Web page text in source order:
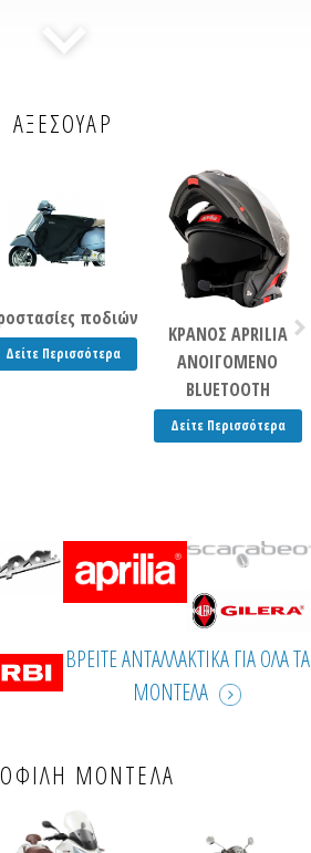
ΑΞΕΣΟΥΑΡ
ποδιών
Δείτε Περισσότερα
ΚΡΑΝΟΣ APRILIA
ΑΝΟΙΓΟΜΕΝΟ
BLUETOOTH
Δείτε Περισσότερα
ΒΡΕΙΤΕ ΑΝΤΑΛΛΑΚΤΙΚΑ ΓΙΑ ΟΛΑ ΤΑ
ΜΟΝΤΕΛΑ
ΜΟΝΤΕΛΑ